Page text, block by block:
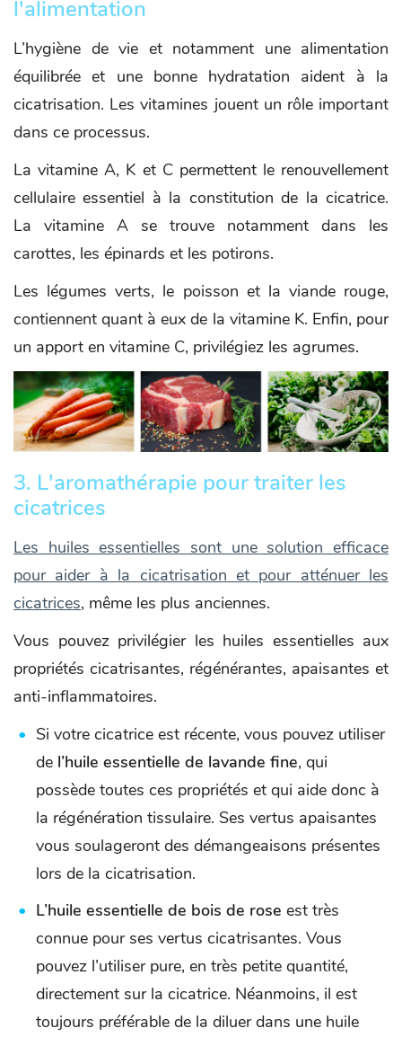
l'alimentation
L’hygiène de vie et notamment une alimentation
équilibrée et une bonne hydratation aident à la
cicatrisation. Les vitamines jouent un rôle important
dans ce processus.
La vitamine A, K et C permettent le renouvellement
cellulaire essentiel à la constitution de la cicatrice.
La vitamine A se trouve notamment dans les
carottes, les épinards et les potirons.
Les légumes verts, le poisson et la viande rouge,
contiennent quant à eux de la vitamine K. Enfin, pour
un apport en vitamine C, privilégiez les agrumes.
3. L'aromathérapie pour traiter les
cicatrices
Les huiles essentielles sont une solution efficace
pour aider à la cicatrisation et pour atténuer les
cicatrices, même les plus anciennes.
Vous pouvez privilégier les huiles essentielles aux
propriétés cicatrisantes, régénérantes, apaisantes et
anti-inflammatoires.
Si votre cicatrice est récente, vous pouvez utiliser
de l’huile essentielle de lavande fine, qui
possède toutes ces propriétés et qui aide donc à
la régénération tissulaire. Ses vertus apaisantes
vous soulageront des démangeaisons présentes
lors de la cicatrisation.
L’huile essentielle de bois de rose est très
connue pour ses vertus cicatrisantes. Vous
pouvez l’utiliser pure, en très petite quantité,
directement sur la cicatrice. Néanmoins, il est
toujours préférable de la diluer dans une huile